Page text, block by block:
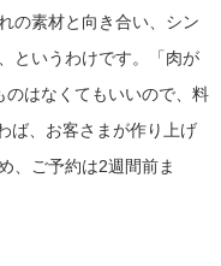
の素材と向き合い、シン
というわけです。「肉が
はなくてもいいので、料
ば、お客さまが作り上げ
、ご予約は2週間前ま